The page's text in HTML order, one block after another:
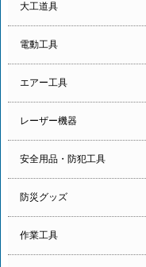
大工道具
電動工具
エアー工具
レーザー機器
安全用品・防犯工具
防災グッズ
作業工具